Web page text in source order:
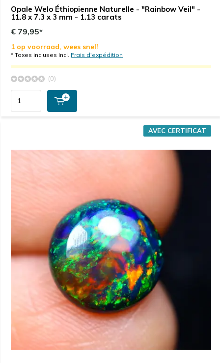
Opale Welo Éthiopienne Naturelle - "Rainbow Veil" -
11.8 x 7.3 x 3 mm - 1.13 carats
€ 79,95*
1 op voorraad, wees snel!
* Taxes incluses Incl. Frais d'expédition
(0)
AVEC CERTIFICAT